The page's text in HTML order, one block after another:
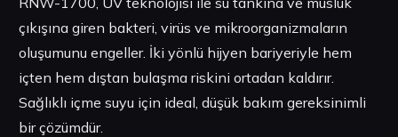
çıkışına giren bakteri, virüs ve mikroorganizmaların
oluşumunu engeller. İki yönlü hijyen bariyeriyle hem
içten hem dıştan bulaşma riskini ortadan kaldırır.
Sağlıklı içme suyu için ideal, düşük bakım gereksinimli
bir çözümdür.